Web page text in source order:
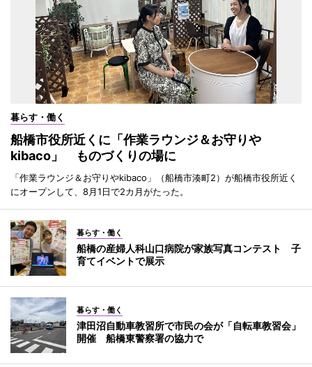
暮らす・働く
船橋市役所近くに「作業ラウンジ＆お守りや
kibaco」 ものづくりの場に
「作業ラウンジ＆お守りやkibaco」（船橋市湊町2）が船橋市役所近く
にオープンして、8月1日で2カ月がたった。
暮らす・働く
船橋の産婦人科山口病院が家族写真コンテスト 子
育てイベントで展示
暮らす・働く
津田沼自動車教習所で市民の会が「自転車教習会」
開催 船橋東警察署の協力で